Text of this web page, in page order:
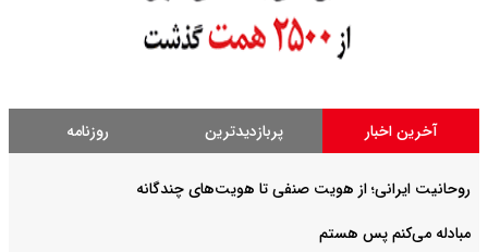
آخرین اخبار پربازدیدترین روزنامه
روحانیت ایرانی؛ از هویت صنفی تا هویت‌های چندگانه
مبادله می‌کنم پس هستم